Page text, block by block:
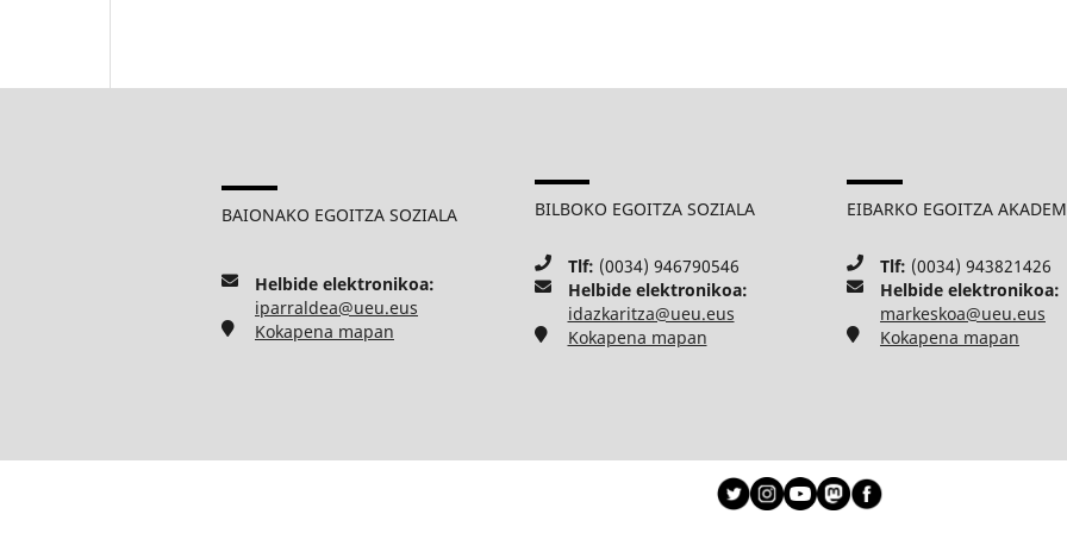
BAIONAKO EGOITZA SOZIALA
Helbide elektronikoa:
iparraldea@ueu.eus
Kokapena mapan
BILBOKO EGOITZA SOZIALA
Tlf: (0034) 946790546
Helbide elektronikoa:
idazkaritza@ueu.eus
Kokapena mapan
EIBARKO EGOITZA
Tlf: (0034) 943821426
Helbide elektronikoa:
markeskoa@ueu.eus
Kokapena mapan